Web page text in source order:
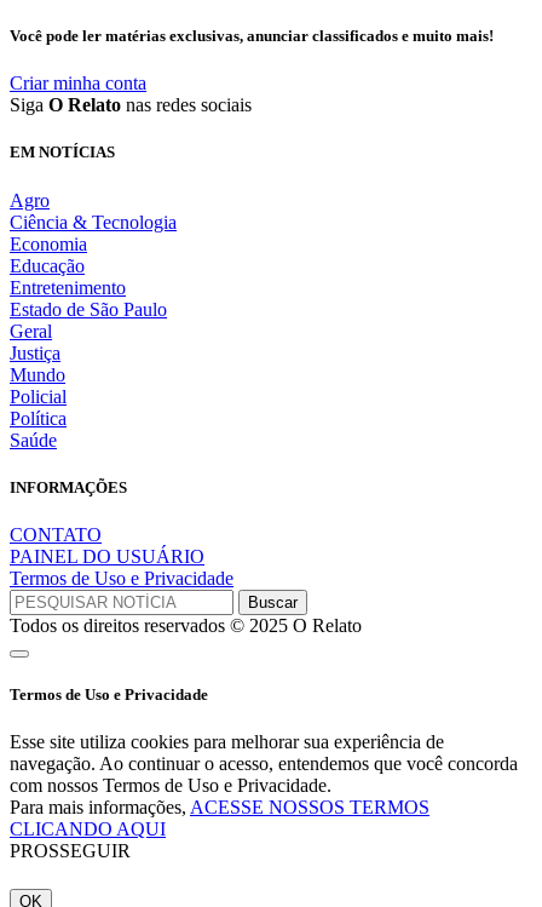
Você pode ler matérias exclusivas, anunciar classificados e muito mais!
Criar minha conta
Siga O Relato nas redes sociais
EM NOTÍCIAS
Agro
Ciência & Tecnologia
Economia
Educação
Entretenimento
Estado de São Paulo
Geral
Justiça
Mundo
Policial
Política
Saúde
INFORMAÇÕES
CONTATO
PAINEL DO USUÁRIO
Termos de Uso e Privacidade
Todos os direitos reservados © 2025 O Relato
Termos de Uso e Privacidade
Esse site utiliza cookies para melhorar sua experiência de
navegação. Ao continuar o acesso, entendemos que você concorda
com nossos Termos de Uso e Privacidade.
Para mais informações, ACESSE NOSSOS TERMOS
CLICANDO AQUI
PROSSEGUIR
OK